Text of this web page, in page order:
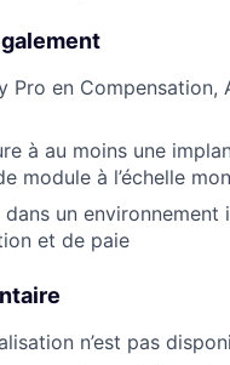
Pro en
à au moins une
module à l’échelle
un
et de paie
n’est pas